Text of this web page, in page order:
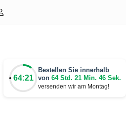
64:21
Bestellen Sie innerhalb
von 64 Std. 21 Min. 46 Sek.
versenden wir am Montag!